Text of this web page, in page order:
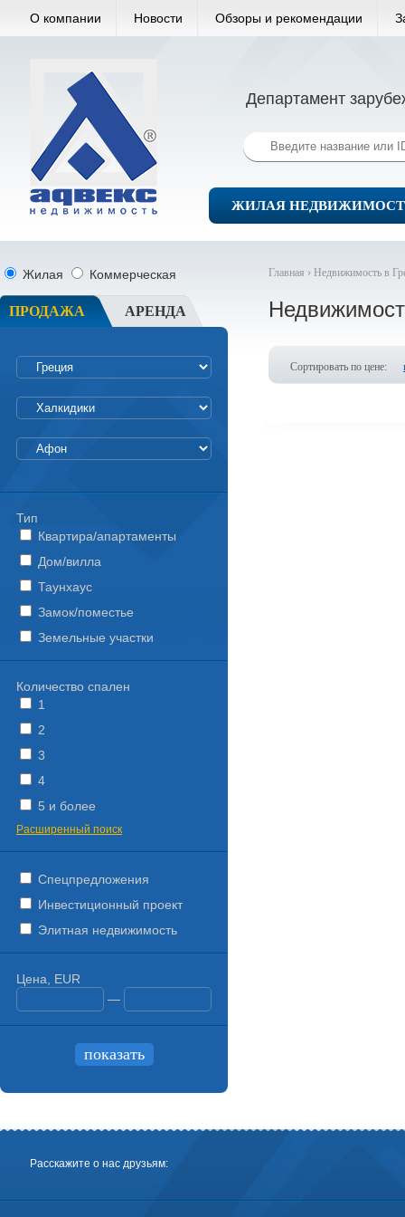
О компании Новости Обзоры и рекомендации
Департамент
ЖИЛАЯ
Главная › Недвижимость в
Сортировать по цене:
Жилая Коммерческая
ПРОДАЖА АРЕНДА
Тип
Квартира/апартаменты
Дом/вилла
Таунхаус
Замок/поместье
Земельные участки
Количество спален
1
2
3
4
5 и более
Расширенный поиск
Спецпредложения
Инвестиционный проект
Элитная недвижимость
Цена, EUR
—
Расскажите о нас друзьям: